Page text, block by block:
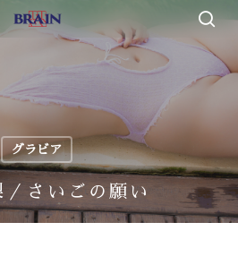
グラビア
／さいごの願い